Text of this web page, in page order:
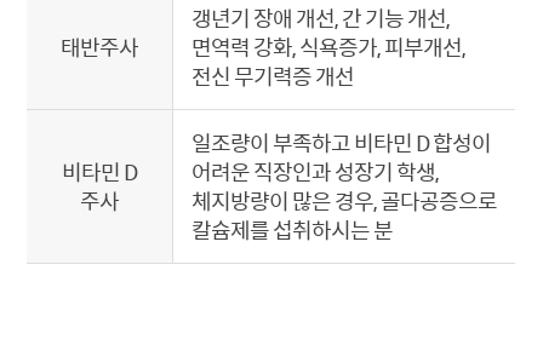
태반주사
갱년기 장애 개선, 간 기능 개선,
면역력 강화, 식욕증가, 피부개선,
전신 무기력증 개선
비타민 D
주사
일조량이 부족하고 비타민 D 합성이
어려운 직장인과 성장기 학생,
체지방량이 많은 경우, 골다공증으로
칼슘제를 섭취하시는 분